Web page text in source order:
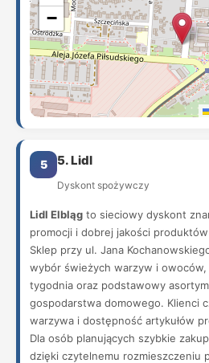
−
5 5. Lidl
Dyskont spożywczy
Lidl Elbląg to sieciowy dyskont
promocji i dobrej jakości
Sklep przy ul. Jana
wybór świeżych warzyw i owoców,
tygodnia oraz podstawowy
gospodarstwa domowego. Klienci
warzywa i dostępność artykułów
Dla osób planujących szybkie
dzięki czytelnemu rozmieszczeniu